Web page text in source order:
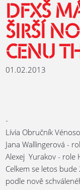
DFXŠ
ŠIRŠÍ
CENU
01.02.2013
-
Lívia Obručník
Jana Wallingerová -
Alexej Yurakov - role
Celkem se letos
podle nově